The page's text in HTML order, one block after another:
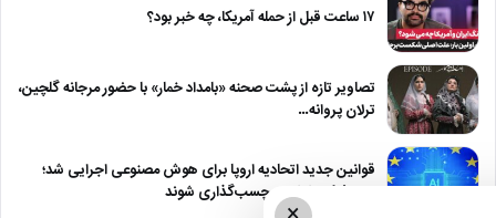
۱۷ ساعت قبل از حمله آمریکا، چه خبر بود؟
تصاویر تازه از پشت صحنه «بامداد خمار» با حضور مرجانه گلچین،
ترلان پروانه…
قوانین جدید اتحادیه اروپا برای هوش مصنوعی اجرایی شد؛
دیپ‌فیک‌ها باید برچسب‌گذاری شوند